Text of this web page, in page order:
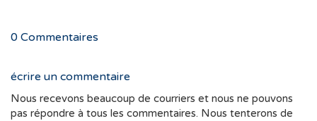
0 Commentaires
écrire un commentaire
Nous recevons beaucoup de courriers et nous ne pouvons
pas répondre à tous les commentaires. Nous tenterons de